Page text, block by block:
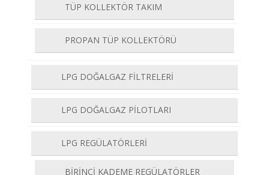
TÜP KOLLEKTÖR TAKIM
PROPAN TÜP KOLLEKTÖRÜ
LPG DOĞALGAZ FİLTRELERİ
LPG DOĞALGAZ PİLOTLARI
LPG REGÜLATÖRLERİ
BİRİNCİ KADEME REGÜLATÖRLER